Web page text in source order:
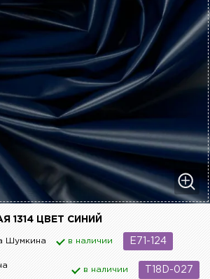
1314 ЦВЕТ СИНИЙ
Шумкина в наличии E71-124
в наличии T18D-027